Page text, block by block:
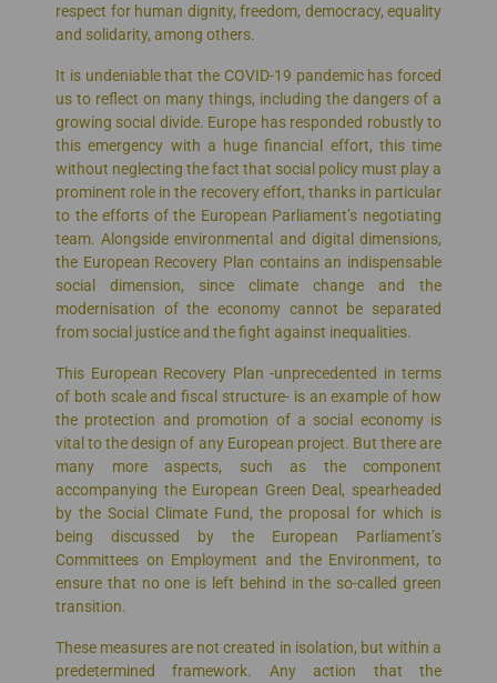
respect for human dignity, freedom, democracy, equality
and solidarity, among others.
It is undeniable that the COVID-19 pandemic has forced
us to reflect on many things, including the dangers of a
growing social divide. Europe has responded robustly to
this emergency with a huge financial effort, this time
without neglecting the fact that social policy must play a
prominent role in the recovery effort, thanks in particular
to the efforts of the European Parliament’s negotiating
team. Alongside environmental and digital dimensions,
the European Recovery Plan contains an indispensable
social dimension, since climate change and the
modernisation of the economy cannot be separated
from social justice and the fight against inequalities.
This European Recovery Plan -unprecedented in terms
of both scale and fiscal structure- is an example of how
the protection and promotion of a social economy is
vital to the design of any European project. But there are
many more aspects, such as the component
accompanying the European Green Deal, spearheaded
by the Social Climate Fund, the proposal for which is
being discussed by the European Parliament’s
Committees on Employment and the Environment, to
ensure that no one is left behind in the so-called green
transition.
These measures are not created in isolation, but within a
predetermined framework. Any action that the